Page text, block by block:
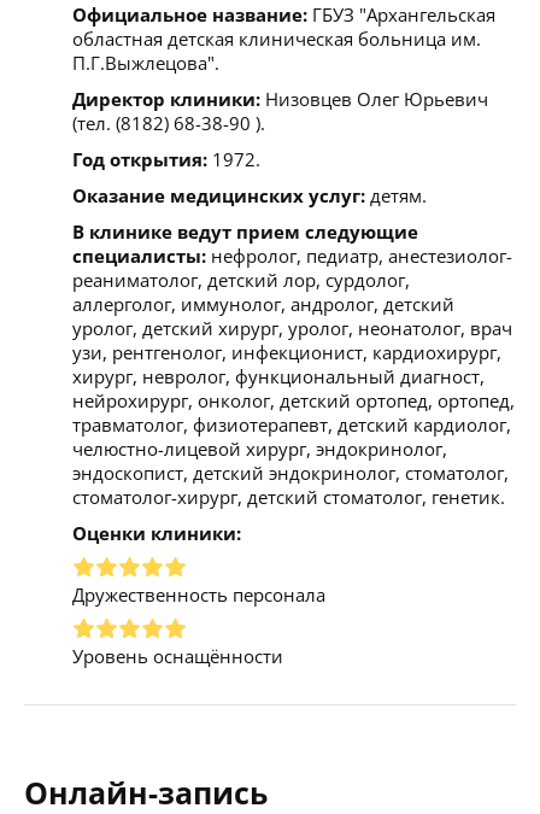
Официальное название: ГБУЗ "Архангельская
областная детская клиническая больница им.
П.Г.Выжлецова".
Директор клиники: Низовцев Олег Юрьевич
(тел. (8182) 68-38-90 ).
Год открытия: 1972.
Оказание медицинских услуг: детям.
В клинике ведут прием следующие
специалисты: нефролог, педиатр, анестезиолог-
реаниматолог, детский лор, сурдолог,
аллерголог, иммунолог, андролог, детский
уролог, детский хирург, уролог, неонатолог, врач
узи, рентгенолог, инфекционист, кардиохирург,
хирург, невролог, функциональный диагност,
нейрохирург, онколог, детский ортопед, ортопед,
травматолог, физиотерапевт, детский кардиолог,
челюстно-лицевой хирург, эндокринолог,
эндоскопист, детский эндокринолог, стоматолог,
стоматолог-хирург, детский стоматолог, генетик.
Оценки клиники:
Дружественность персонала
Уровень оснащённости
Онлайн-запись